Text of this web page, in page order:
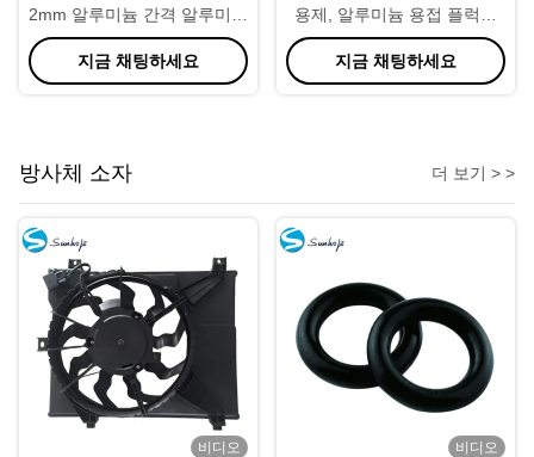
2mm 알루미늄 간격 알루미늄
용접 철사
지금 채팅하세요
용제, 알루미늄 용접 플럭스
분말
지금 채팅하세요
방사체 소자 더 보기 > >
비디오 비디오